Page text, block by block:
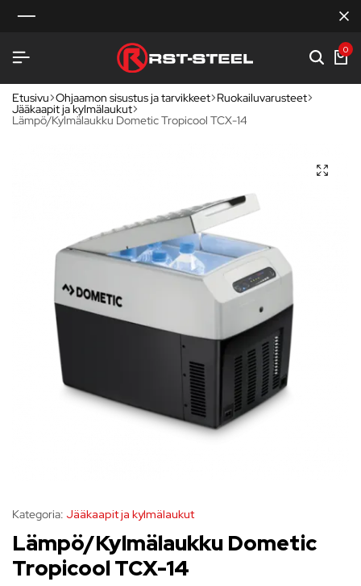
0
Etusivu Ohjaamon sisustus ja tarvikkeet Ruokailuvarusteet
Jääkaapit ja kylmälaukut
Lämpö/Kylmälaukku Dometic Tropicool TCX-14
Kategoria: Jääkaapit ja kylmälaukut
Lämpö/Kylmälaukku Dometic
Tropicool TCX-14